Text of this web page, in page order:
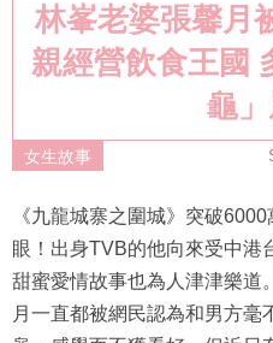
林峯老婆張馨月
親經營飲食王國
龜
女生故事
《九龍城寨之圍城》突破
眼！出身TVB的他向來受中港
甜蜜愛情故事也為人津津樂道
月一直都被網民認為和男方毫